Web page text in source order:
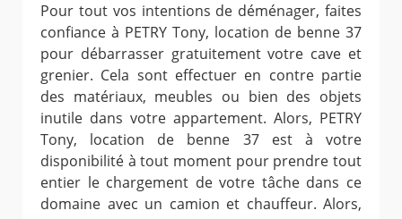
Pour tout vos intentions de déménager, faites
confiance à PETRY Tony, location de benne 37
pour débarrasser gratuitement votre cave et
grenier. Cela sont effectuer en contre partie
des matériaux, meubles ou bien des objets
inutile dans votre appartement. Alors, PETRY
Tony, location de benne 37 est à votre
disponibilité à tout moment pour prendre tout
entier le chargement de votre tâche dans ce
domaine avec un camion et chauffeur. Alors,